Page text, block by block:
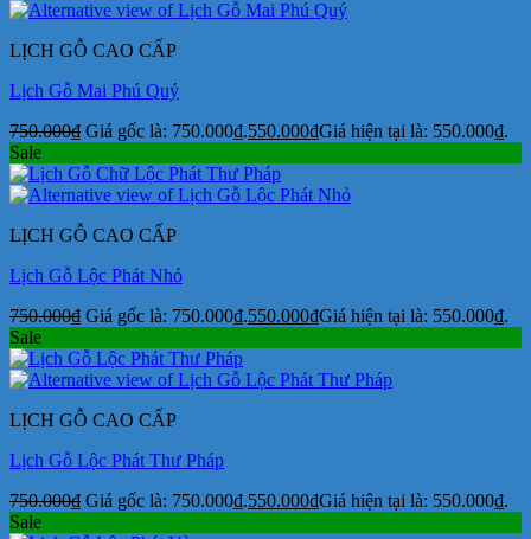
LỊCH GỖ CAO CẤP
Lịch Gỗ Mai Phú Quý
750.000₫ Giá gốc là: 750.000₫.550.000₫Giá hiện tại là: 550.000₫.
Sale
LỊCH GỖ CAO CẤP
Lịch Gỗ Lộc Phát Nhỏ
750.000₫ Giá gốc là: 750.000₫.550.000₫Giá hiện tại là: 550.000₫.
Sale
LỊCH GỖ CAO CẤP
Lịch Gỗ Lộc Phát Thư Pháp
750.000₫ Giá gốc là: 750.000₫.550.000₫Giá hiện tại là: 550.000₫.
Sale